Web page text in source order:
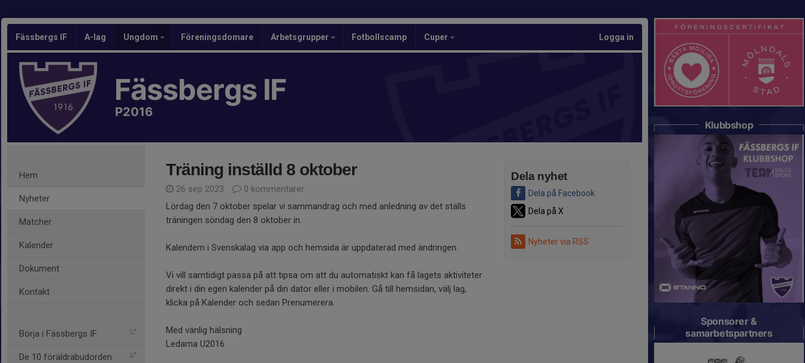
Fässbergs IF A-lag Ungdom Föreningsdomare Arbetsgrupper Fotbollscamp Cuper Logga in
Fässbergs IF
P2016
Hem
Nyheter
Matcher
Kalender
Dokument
Kontakt
Börja i Fässbergs IF
De 10 föräldrabudorden
Dela nyhet
Dela på Facebook
Dela på X
Nyheter via RSS
Träning inställd 8 oktober
26 sep 2023
0 kommentarer
Lördag den 7 oktober spelar vi sammandrag och med anledning av det ställs
träningen söndag den 8 oktober in.
Kalendern i Svenskalag via app och hemsida är uppdaterad med ändringen.
Vi vill samtidigt passa på att tipsa om att du automatiskt kan få lagets aktiviteter
direkt i din egen kalender på din dator eller i mobilen. Gå till hemsidan, välj lag,
klicka på Kalender och sedan Prenumerera.
Med vänlig hälsning
Ledarna U2016
Klubbshop
Sponsorer &
samarbetspartners